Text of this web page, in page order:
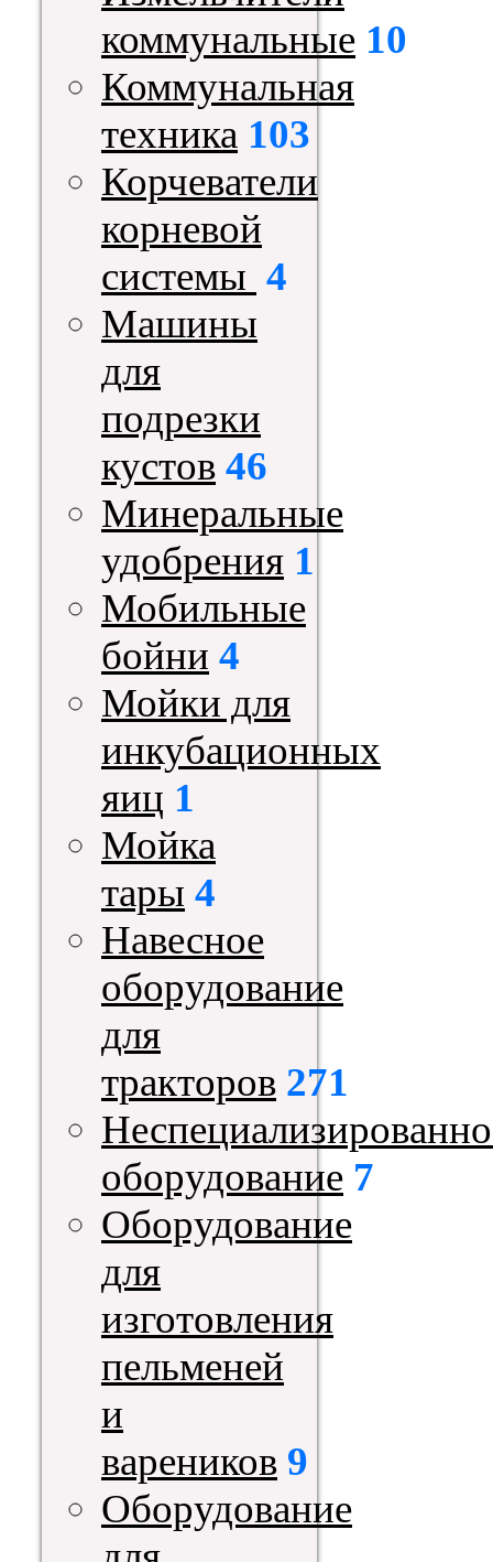
коммунальные 10
Коммунальная
техника 103
Корчеватели
корневой
системы 4
Машины
для
подрезки
кустов 46
Минеральные
удобрения 1
Мобильные
бойни 4
Мойки для
инкубационных
яиц 1
Мойка
тары 4
Навесное
оборудование
для
тракторов 271
оборудование 7
Оборудование
для
изготовления
пельменей
и
вареников 9
Оборудование